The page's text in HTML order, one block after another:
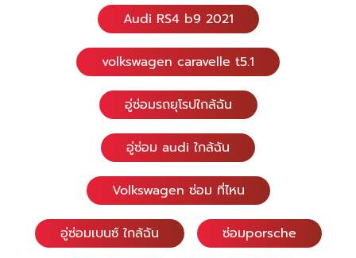
Audi RS4 b9 2021
volkswagen caravelle t5.1
อู่ซ่อมรถยุโรปใกล้ฉัน
อู่ซ่อม audi ใกล้ฉัน
Volkswagen ซ่อม ที่ไหน
อู่ซ่อมเบนซ์ ใกล้ฉัน ซ่อมporsche